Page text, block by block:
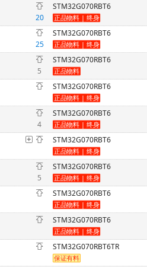
20
STM32G070RBT6
25
STM32G070RBT6
5
STM32G070RBT6
STM32G070RBT6
4
STM32G070RBT6
STM32G070RBT6
5
STM32G070RBT6
STM32G070RBT6
STM32G070RBT6
STM32G070RBT6TR